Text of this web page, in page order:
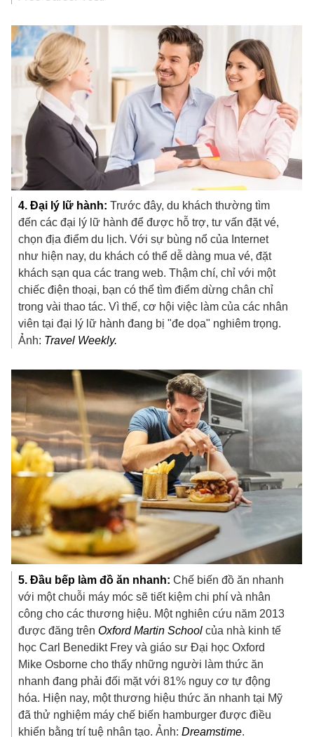
4. Đại lý lữ hành:Trước đây, du khách thường tìm
đến các đại lý lữ hành để được hỗ trợ, tư vấn đặt vé,
chọn địa điểm du lịch. Với sự bùng nổ của Internet
như hiện nay, du khách có thể dễ dàng mua vé, đặt
khách sạn qua các trang web. Thậm chí, chỉ với một
chiếc điện thoại, bạn có thể tìm điểm dừng chân chỉ
trong vài thao tác. Vì thế, cơ hội việc làm của các nhân
viên tại đại lý lữ hành đang bị "đe dọa" nghiêm trọng.
Ảnh: Travel Weekly.
5. Đầu bếp làm đồ ăn nhanh:Chế biến đồ ăn nhanh
với một chuỗi máy móc sẽ tiết kiệm chi phí và nhân
công cho các thương hiệu. Một nghiên cứu năm 2013
được đăng trênOxford Martin School của nhà kinh tế
học Carl Benedikt Frey và giáo sư Đại học Oxford
Mike Osborne cho thấy những người làm thức ăn
nhanh đang phải đối mặt với 81% nguy cơ tự động
hóa. Hiện nay, một thương hiệu thức ăn nhanh tại Mỹ
đã thử nghiệm máy chế biến hamburger được điều
khiển bằng trí tuệ nhân tạo. Ảnh:Dreamstime.